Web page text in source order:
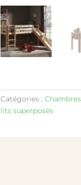
Catégories : Chambres
lits superposés